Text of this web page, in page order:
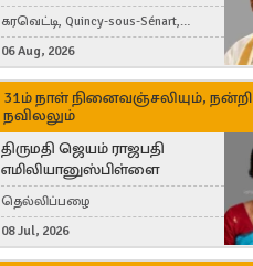
கரவெட்டி, Quincy-sous-Sénart,
France
06 Aug, 2026
31ம் நாள் நினைவஞ்சலியும், நன்றி
நவிலலும்
திருமதி ஜெயம் ராஜபதி
எமிலியானுஸ்பிள்ளை
தெல்லிப்பழை
08 Jul, 2026